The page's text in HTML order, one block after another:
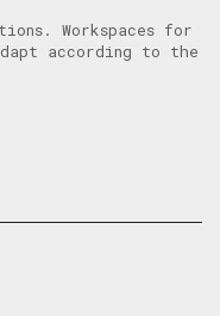
Workspaces for
according to the